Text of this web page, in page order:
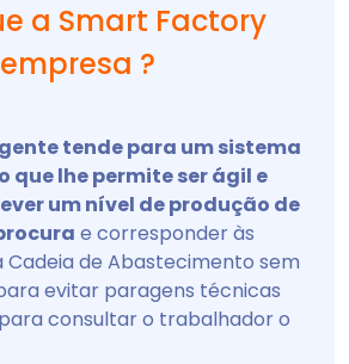
a Smart Factory
?
tende para um sistema
que lhe permite ser ágil e
um nível de produção de
e corresponder às
Cadeia de Abastecimento sem
evitar paragens técnicas
consultar o trabalhador o